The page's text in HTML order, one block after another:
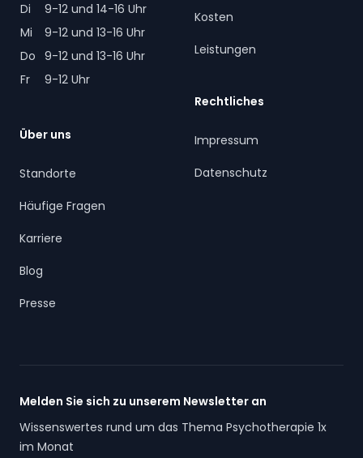
Di
9-12 und 14-16 Uhr
Mi
9-12 und 13-16 Uhr
Do 9-12 und 13-16 Uhr
Fr
9-12 Uhr
Über uns
Standorte
Häufige Fragen
Karriere
Blog
Presse
Kosten
Leistungen
Rechtliches
Impressum
Datenschutz
Melden Sie sich zu unserem Newsletter an
Wissenswertes rund um das Thema Psychotherapie 1x
im Monat